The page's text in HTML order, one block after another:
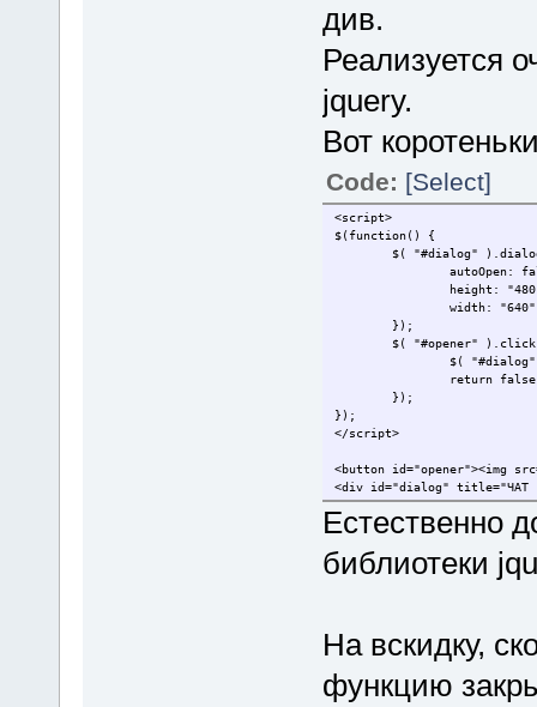
див.
Реализуется
jquery.
Вот
Code: [Select]
<script>
$(function() {
$( "#dialog"
autoOpen:
height:
width: "640"
});
$( "#opener"
$(
return
});
});
</script>
<button id="opener"><img
<div id="dialog"
<iframe
</iframe>
Естественно
библиотеки
На вскидку,
функцию